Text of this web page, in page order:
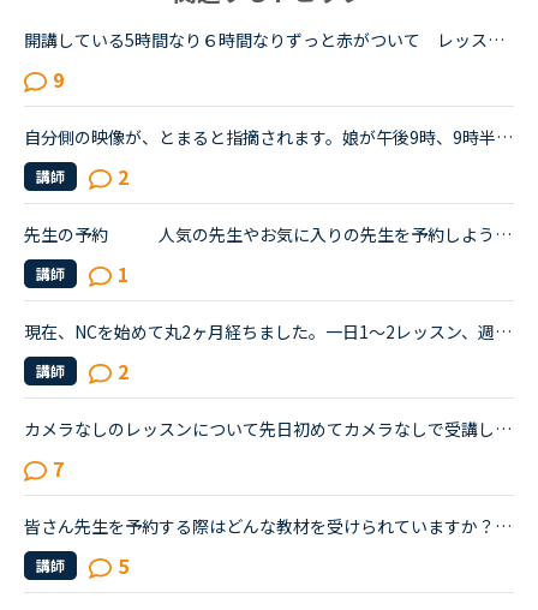
開講している5時間なり６時間なりずっと赤がついて レッスン中 が続く人気講師のレッスンを予約なしで取る秘訣があったらどなたか教えてください。何人かいますが私が見る限り午前中のCarla講師とか夜間のFeb講...
9
自分側の映像が、とまると指摘されます。娘が午後9時、9時半からの予約レッスンを受けます。パソコンからレッスンを受けると、こちら側の映像が固まると、ネイティブキャンプの先生に指摘され困っています。同じ...
講師 2
先生の予約 人気の先生やお気に入りの先生を予約しようとするのですが、自分が予約しようとした時には、すでに予約が埋まっていてとれないことが多々あります。あの予約表はいつもいつ頃更新されているので...
講師 1
現在、NCを始めて丸2ヶ月経ちました。一日1〜2レッスン、週に4日くらいしか出来ないのですが、文法中級、実践発音中級をやっています。私は文法テキストのエクササイズで、習った文法を使って自分で例文を作る部...
講師 2
カメラなしのレッスンについて先日初めてカメラなしで受講してみたのですが、身だしなみに気を使わなくて良いし、好きな体勢でリラックスして受講できるし、とても受けやすかったです。ですが、先生が一生懸命レ...
7
皆さん先生を予約する際はどんな教材を受けられていますか？トピックトークやスピーキング、5分間ディスカッションなど実践的なレッスンを受ける際に予約されている方が多いのでしょうか。私はスピーキングを受け...
講師 5